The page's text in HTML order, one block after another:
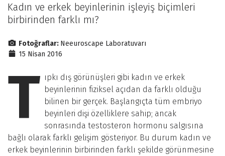
Kadın ve erkek beyinlerinin işleyiş biçimleri
birbirinden farklı mı?
Fotoğraflar: Neeuroscape Laboratuvarı
15 Nisan 2016
T ıpkı dış görünüşleri gibi kadın ve erkek
beyinlerinin fiziksel açıdan da farklı olduğu
bilinen bir gerçek. Başlangıçta tüm embriyo
beyinleri dişi özelliklere sahip; ancak
sonrasında testosteron hormonu salgısına
bağlı olarak farklı gelişim gösteriyor. Bu durum kadın ve
erkek beyinlerinin birbirinden farklı şekilde görünmesine